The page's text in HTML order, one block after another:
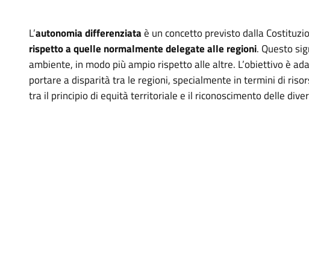
L’autonomia differenziataè un concetto previsto dalla
rispetto a quelle normalmente delegate alle regioni. Questo
ambiente, in modo più ampio rispetto alle altre. L’obiettivo è
portare a disparità tra le regioni, specialmente in termini di
tra il principio di equità territoriale e il riconoscimento delle